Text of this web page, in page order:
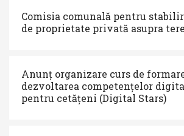
Comisia comunală pentru
de proprietate privată asupra
Anunț organizare curs de
dezvoltarea competențelor
pentru cetățeni (Digital Stars)